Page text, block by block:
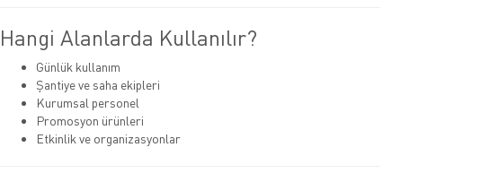
Hangi Alanlarda Kullanılır?
Günlük kullanım
Şantiye ve saha ekipleri
Kurumsal personel
Promosyon ürünleri
Etkinlik ve organizasyonlar